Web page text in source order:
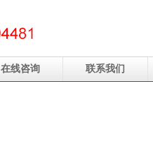
在线咨询 联系我们